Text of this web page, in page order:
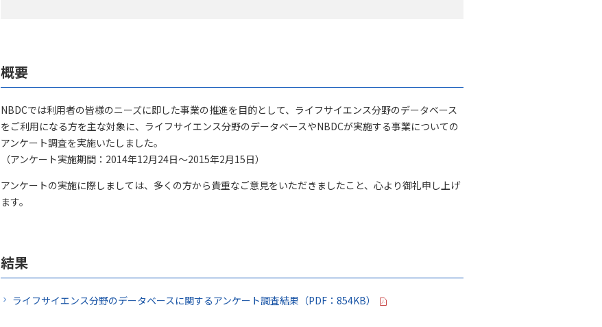
概要
NBDCでは利用者の皆様のニーズに即した事業の推進を目的として、ライフサイエンス分野のデータベース
をご利用になる方を主な対象に、ライフサイエンス分野のデータベースやNBDCが実施する事業についての
アンケート調査を実施いたしました。
（アンケート実施期間：2014年12月24日～2015年2月15日）
アンケートの実施に際しましては、多くの方から貴重なご意見をいただきましたこと、心より御礼申し上げ
ます。
結果
ライフサイエンス分野のデータベースに関するアンケート調査結果（PDF：854KB）